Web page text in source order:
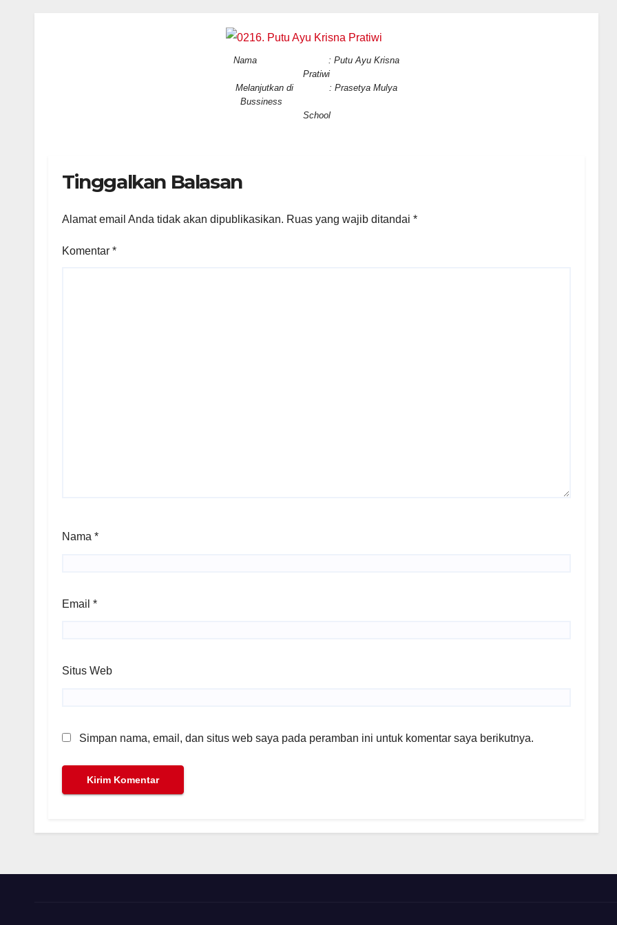
Nama : Putu Ayu Krisna
Pratiwi
Melanjutkan di : Prasetya Mulya
Bussiness
School
Tinggalkan Balasan
Alamat email Anda tidak akan dipublikasikan. Ruas yang wajib ditandai *
Komentar *
Nama *
Email *
Situs Web
Simpan nama, email, dan situs web saya pada peramban ini untuk komentar saya berikutnya.